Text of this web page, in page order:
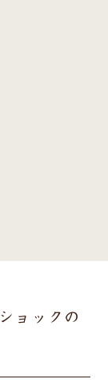
ョックの